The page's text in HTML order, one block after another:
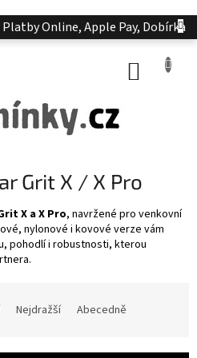
Online, Apple Pay, Dobírka
Grit X / X Pro
X a X Pro, navržené pro venkovní
nylonové i kovové verze vám
pohodlí i robustnosti, kterou
Nejdražší Abecedně